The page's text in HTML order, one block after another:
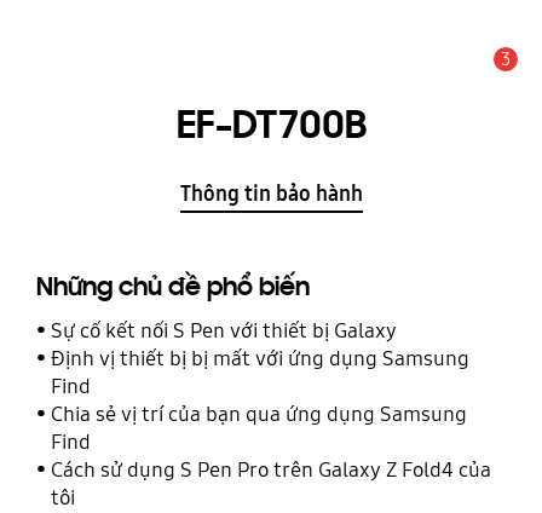
3
EF-DT700B
Thông tin bảo hành
Những chủ đề phổ biến
Sự cố kết nối S Pen với thiết bị Galaxy
Định vị thiết bị bị mất với ứng dụng Samsung
Find
Chia sẻ vị trí của bạn qua ứng dụng Samsung
Find
Cách sử dụng S Pen Pro trên Galaxy Z Fold4 của
tôi